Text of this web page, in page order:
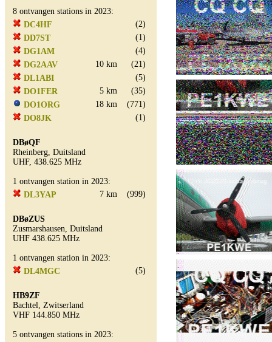
8 ontvangen stations in 2023:
DC4HF
(2)
DD7ST
(1)
DG1AM
(4)
DG2AAV
10 km
(21)
DL1ABI
(5)
DO1FER
5 km
(35)
DO1ORG
18 km
(771)
DO8JK
(1)
DBøQF
Rheinberg, Duitsland
UHF, 438.625 MHz
1 ontvangen station in 2023:
DL3YAP
7 km (999)
DBøZUS
Zusmarshausen, Duitsland
UHF 438.625 MHz
1 ontvangen station in 2023:
DL4MGC
(5)
HB9ZF
Bachtel, Zwitserland
VHF 144.850 MHz
5 ontvangen stations in 2023: